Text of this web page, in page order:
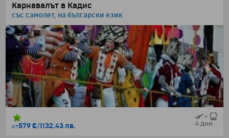
Карнавалът в Кадис
със самолет, на български език
от579 €/1132.43 лв. 4 дни